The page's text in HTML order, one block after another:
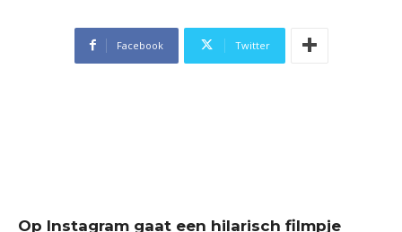
Facebook Twitter
Op Instagram gaat een hilarisch filmpje